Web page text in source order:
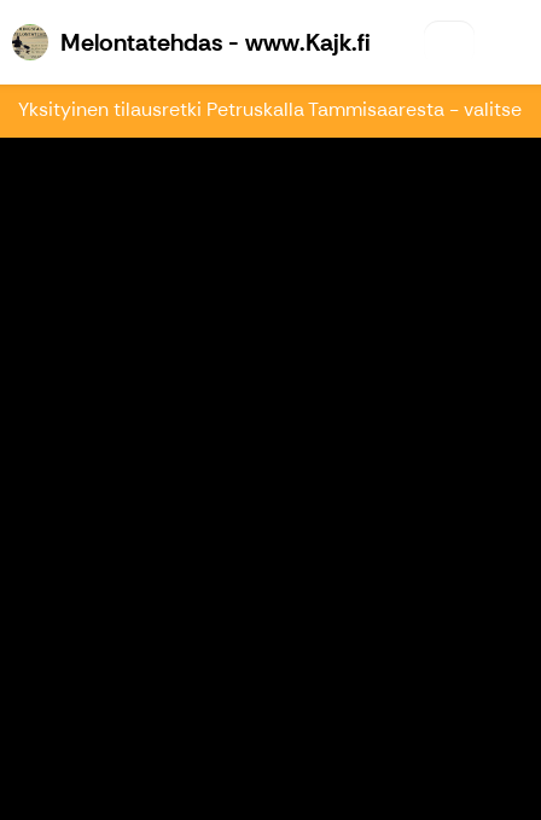
Melontatehdas - www.Kajk.fi
Yksityinen tilausretki Petruskalla Tammisaaresta - valitse